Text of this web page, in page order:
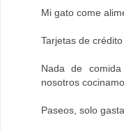
Mi gato come
Tarjetas de
Nada de
nosotros
Paseos, solo